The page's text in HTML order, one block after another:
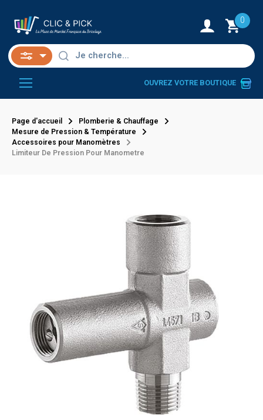
0
OUVREZ VOTRE BOUTIQUE
Page d'accueil
Plomberie & Chauffage
Mesure de Pression & Température
Accessoires pour Manomètres
Limiteur De Pression Pour Manometre